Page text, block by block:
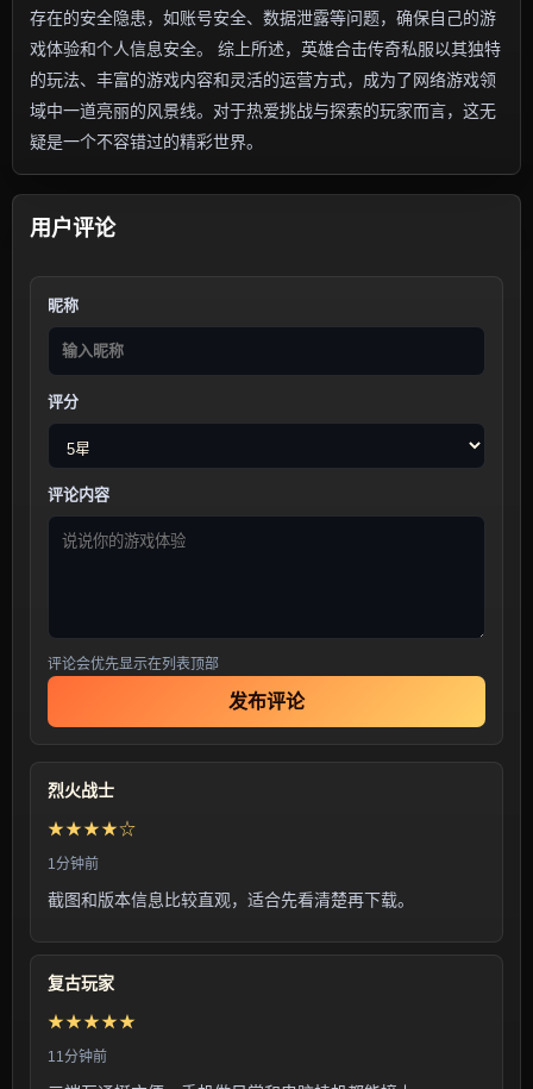
存在的安全隐患，如账号安全、数据泄露等问题，确保自己的游
戏体验和个人信息安全。 综上所述，英雄合击传奇私服以其独特
的玩法、丰富的游戏内容和灵活的运营方式，成为了网络游戏领
域中一道亮丽的风景线。对于热爱挑战与探索的玩家而言，这无
疑是一个不容错过的精彩世界。
用户评论
昵称
评分
评论内容
评论会优先显示在列表顶部
发布评论
烈火战士
★★★★☆
1分钟前
截图和版本信息比较直观，适合先看清楚再下载。
复古玩家
★★★★★
11分钟前